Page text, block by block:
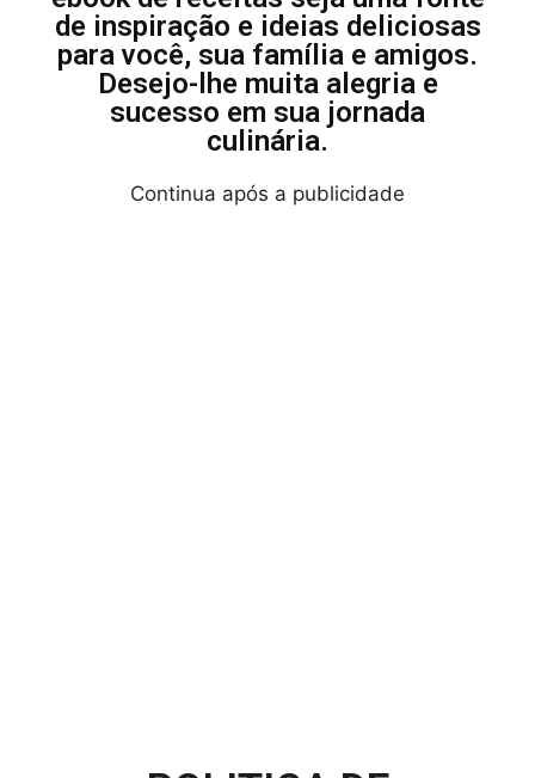
de inspiração e ideias deliciosas
para você, sua família e amigos.
Desejo-lhe muita alegria e
sucesso em sua jornada
culinária.
Continua após a publicidade